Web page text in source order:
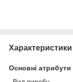
Характеристики
Основні атрибути